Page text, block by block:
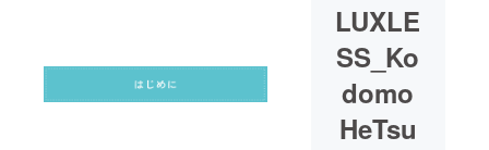
LUXLE
SS_Ko
domo
HeTsu